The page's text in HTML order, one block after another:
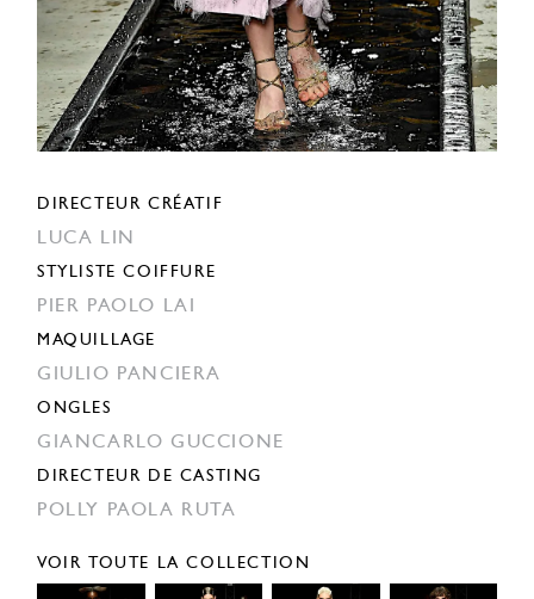
DIRECTEUR CRÉATIF
LUCA LIN
STYLISTE COIFFURE
PIER PAOLO LAI
MAQUILLAGE
GIULIO PANCIERA
ONGLES
GIANCARLO GUCCIONE
DIRECTEUR DE CASTING
POLLY PAOLA RUTA
VOIR TOUTE LA COLLECTION